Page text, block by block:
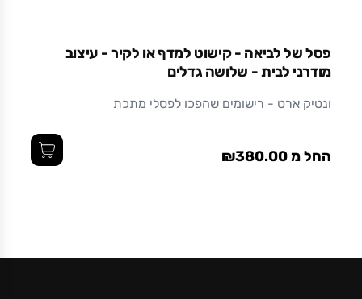
פסל של לביאה - קישוט למדף או לקיר - עיצוב
מודרני לבית - שלושה גדלים
ונטיק ארט - רישומים שהפכו לפסלי מתכת
החל מ ₪380.00